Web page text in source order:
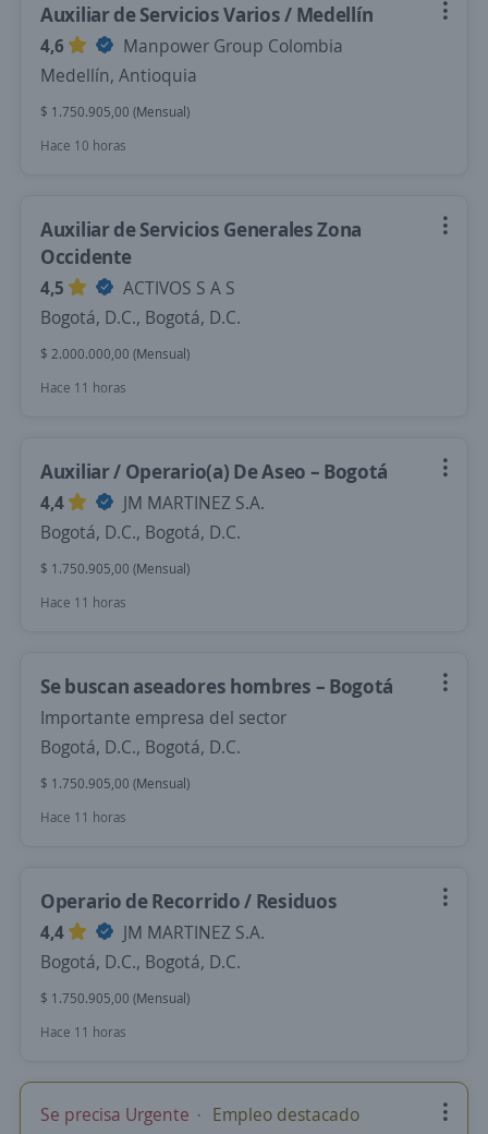
Auxiliar de Servicios Varios / Medellín
4,6
Manpower Group Colombia
Medellín, Antioquia
$ 1.750.905,00 (Mensual)
Hace 10 horas
Auxiliar de Servicios Generales Zona
Occidente
4,5
ACTIVOS S A S
Bogotá, D.C., Bogotá, D.C.
$ 2.000.000,00 (Mensual)
Hace 11 horas
Auxiliar / Operario(a) De Aseo – Bogotá
4,4
JM MARTINEZ S.A.
Bogotá, D.C., Bogotá, D.C.
$ 1.750.905,00 (Mensual)
Hace 11 horas
Se buscan aseadores hombres – Bogotá
Importante empresa del sector
Bogotá, D.C., Bogotá, D.C.
$ 1.750.905,00 (Mensual)
Hace 11 horas
Operario de Recorrido / Residuos
4,4
JM MARTINEZ S.A.
Bogotá, D.C., Bogotá, D.C.
$ 1.750.905,00 (Mensual)
Hace 11 horas
Se precisa Urgente Empleo destacado